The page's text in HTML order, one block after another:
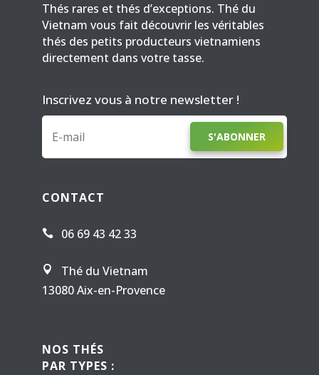
Thés rares et thés d’exceptions. Thé du
Vietnam vous fait découvrir les véritables
thés des petits producteurs vietnamiens
directement dans votre tasse.
Inscrivez vous à notre newsletter !
S'ABONNER
CONTACT
 06 69 43 42 33

Thé du Vietnam
13080 Aix-en-Provence
NOS THÉS
PAR TYPES :